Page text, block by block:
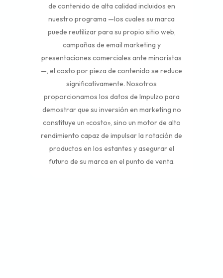
de contenido de alta calidad incluidos en
nuestro programa —los cuales su marca
puede reutilizar para su propio sitio web,
campañas de email marketing y
presentaciones comerciales ante minoristas
—, el costo por pieza de contenido se reduce
significativamente. Nosotros
proporcionamos los datos de Impulzo para
demostrar que su inversión en marketing no
constituye un «costo», sino un motor de alto
rendimiento capaz de impulsar la rotación de
productos en los estantes y asegurar el
futuro de su marca en el punto de venta.